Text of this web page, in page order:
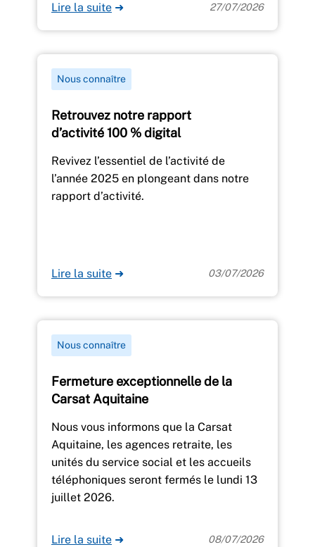
Lire la suite ➜ 27/07/2026
Retrouvez notre rapport
d’activité 100 % digital
Nous connaître
Revivez l’essentiel de l’activité de
l’année 2025 en plongeant dans notre
rapport d’activité.
Lire la suite ➜ 03/07/2026
Fermeture exceptionnelle de la
Carsat Aquitaine
Nous connaître
Nous vous informons que la Carsat
Aquitaine, les agences retraite, les
unités du service social et les accueils
téléphoniques seront fermés le lundi 13
juillet 2026.
Lire la suite ➜ 08/07/2026